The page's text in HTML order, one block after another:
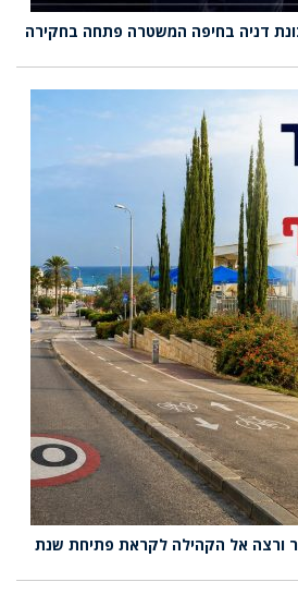
דניה בחיפה המשטרה פתחה בחקירה
ורצה אל הקהילה לקראת פתיחת שנת